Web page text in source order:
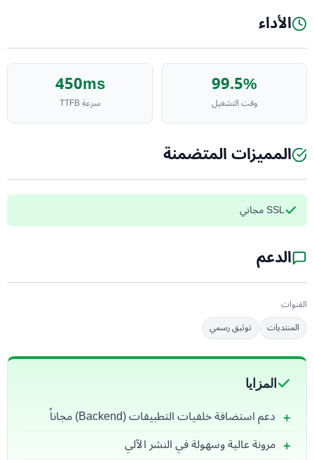
الأداء
99.5%
وقت التشغيل
450ms
سرعة TTFB
المميزات المتضمنة
SSL مجاني
الدعم
القنوات
المنتديات
توثيق رسمي
المزايا
دعم استضافة خلفيات التطبيقات (Backend) مجاناً
مرونة عالية وسهولة في النشر الآلي